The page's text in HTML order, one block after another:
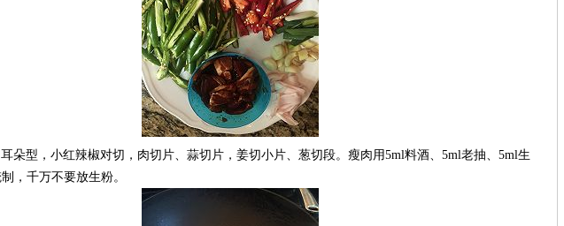
朵型，小红辣椒对切，肉切片、蒜切片，姜切小片、葱切段。瘦肉用5ml料酒、5ml老抽、5ml生
，千万不要放生粉。